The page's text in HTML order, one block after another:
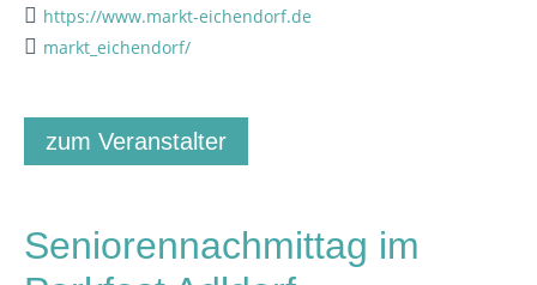
https://www.markt-eichendorf.de
markt_eichendorf/
zum Veranstalter
Seniorennachmittag im